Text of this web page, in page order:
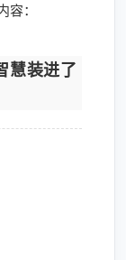
容：
慧装进了